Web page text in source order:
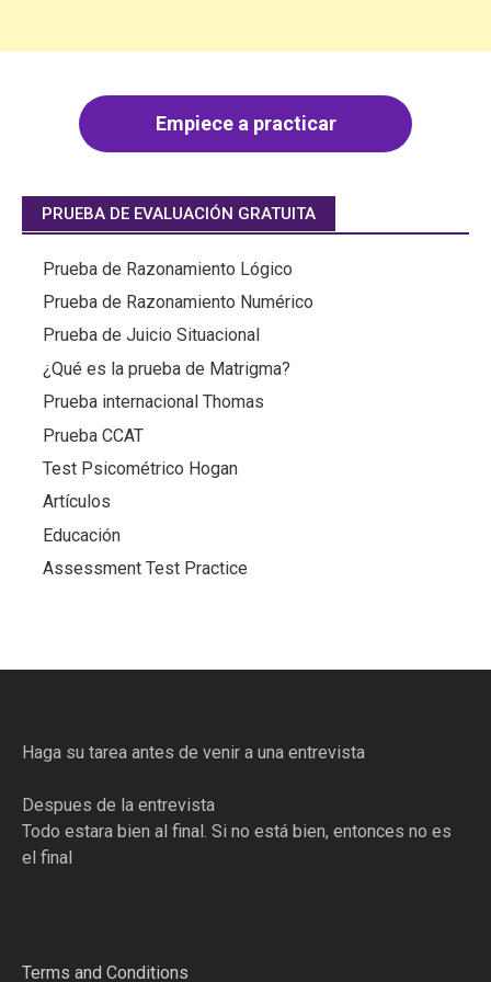
Empiece a practicar
PRUEBA DE EVALUACIÓN GRATUITA
Prueba de Razonamiento Lógico
Prueba de Razonamiento Numérico
Prueba de Juicio Situacional
¿Qué es la prueba de Matrigma?
Prueba internacional Thomas
Prueba CCAT
Test Psicométrico Hogan
Artículos
Educación
Assessment Test Practice
Haga su tarea antes de venir a una entrevista
Despues de la entrevista
Todo estara bien al final. Si no está bien, entonces no es
el final
Terms and Conditions